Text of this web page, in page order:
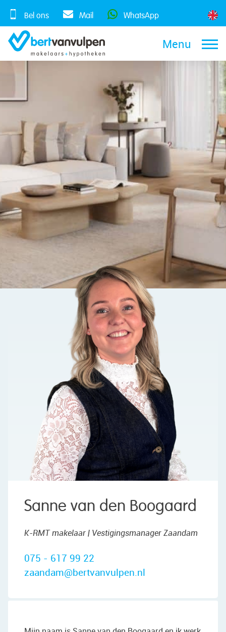
content
Bel ons Mail WhatsApp
Menu
Sanne van den Boogaard
K-RMT makelaar | Vestigingsmanager Zaandam
075 - 617 99 22
zaandam@bertvanvulpen.nl